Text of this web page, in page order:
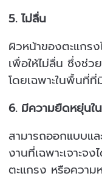
5.ไม่ลื่น
ผิวหน้าของตะแกร
เพื่อให้ไม่ลื่น ซึ่งช่ว
โดยเฉพาะในพื้นที่
6. มีความยืดหยุ่นใ
สามารถออกแบบแ
งานที่เฉพาะเจาะจ
ตะแกรง หรือความ